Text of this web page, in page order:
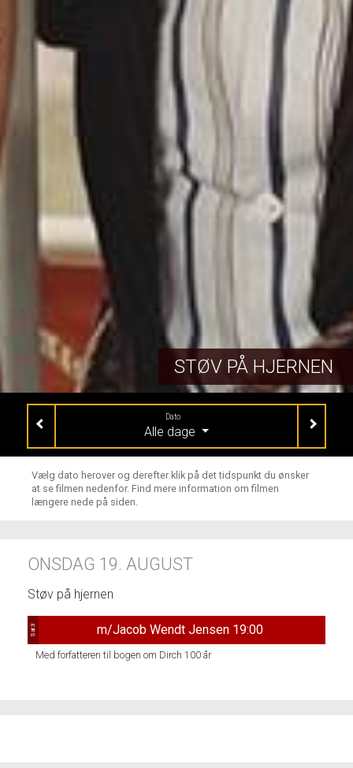
STØV PÅ HJERNEN
Dato
Alle dage
Vælg dato herover og derefter klik på det tidspunkt du ønsker
at se filmen nedenfor. Find mere information om filmen
længere nede på siden.
ONSDAG 19. AUGUST
Støv på hjernen
Sal 3 m/Jacob Wendt Jensen 19:00
Med forfatteren til bogen om Dirch 100 år